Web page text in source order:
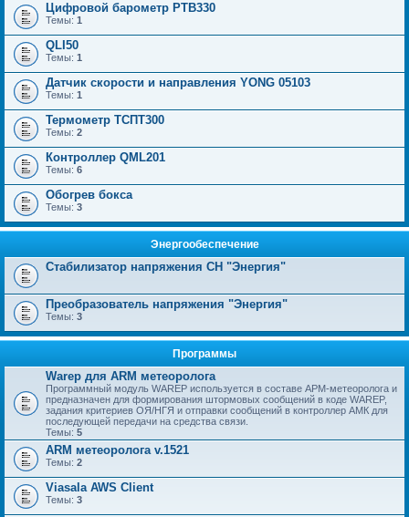
Цифровой барометр PTB330
Темы: 1
QLI50
Темы: 1
Датчик скорости и направления YONG 05103
Темы: 1
Термометр ТСПТ300
Темы: 2
Контроллер QML201
Темы: 6
Обогрев бокса
Темы: 3
Энергообеспечение
Стабилизатор напряжения СН "Энергия"
Преобразователь напряжения "Энергия"
Темы: 3
Программы
Warep для ARM метеоролога
Программный модуль WAREP используется в составе АРМ-метеоролога и
предназначен для формирования штормовых сообщений в коде WAREP,
задания критериев ОЯ/НГЯ и отправки сообщений в контроллер АМК для
последующей передачи на средства связи.
Темы: 5
ARM метеоролога v.1521
Темы: 2
Viasala AWS Client
Темы: 3